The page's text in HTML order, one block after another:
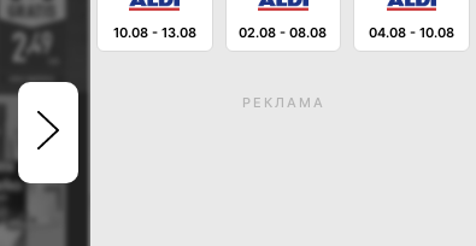
10.08 - 13.08 02.08-08.08 04.08-10.08
РЕКЛАМА